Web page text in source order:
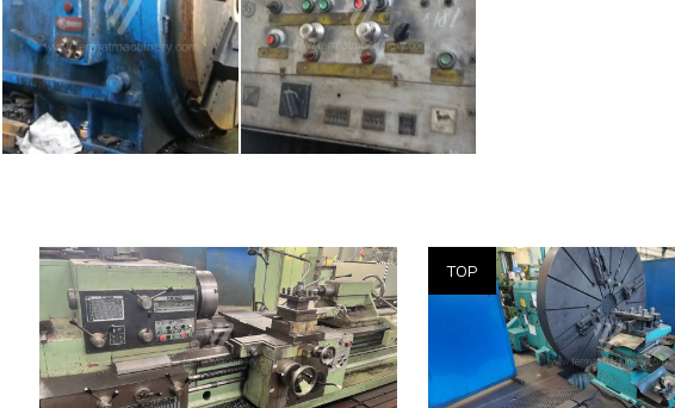
Rok výroby:
0
Oběžný průměr nad ložem
840 mm
Vzdálenost mezi hroty
2750 mm
Max. hmotnost obrobku
6000 kg
Oběžný průměr nad suportem530 mm
Vrtání vřetene
82 mm
Otáčky vřetene
7 - 900 /min.
Rok výroby:
1966
Oběžný průměr nad ložem3000 mm
Vzdálenost mezi hroty
mm
Max. hmotnost obrobku
2500 kg
Řídící systém
ne